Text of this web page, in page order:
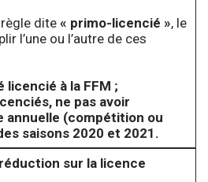
dite « primo-licencié », le
l’une ou l’autre de ces
licencié à la FFM ;
ne pas avoir
annuelle (compétition ou
saisons 2020 et 2021.
sur la licence